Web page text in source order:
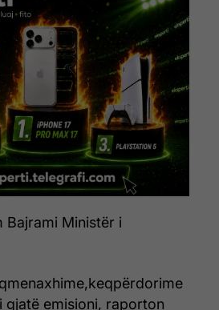
Bajrami Ministër i
gjatë emisioni, raporton